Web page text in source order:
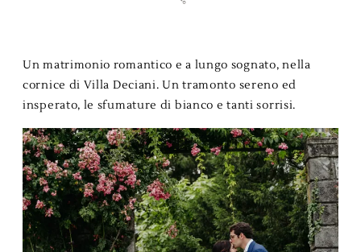
CONTATTI
BLOG
Un matrimonio romantico e a lungo sognato, nella
cornice di Villa Deciani. Un tramonto sereno ed
insperato, le sfumature di bianco e tanti sorrisi.